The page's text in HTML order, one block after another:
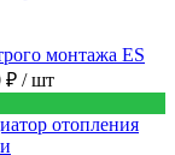
монтажа ES
₽ / шт